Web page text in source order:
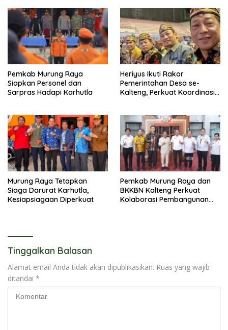
Pemkab Murung Raya
Siapkan Personel dan
Sarpras Hadapi Karhutla
Heriyus Ikuti Rakor
Pemerintahan Desa se-
Kalteng, Perkuat Koordinasi
Murung Raya Tetapkan
Siaga Darurat Karhutla,
Kesiapsiagaan Diperkuat
Pemkab Murung Raya dan
BKKBN Kalteng Perkuat
Kolaborasi Pembangunan
Tinggalkan Balasan
Alamat email Anda tidak akan dipublikasikan. Ruas yang wajib
ditandai *